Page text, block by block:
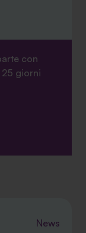
con
25 giorni
News